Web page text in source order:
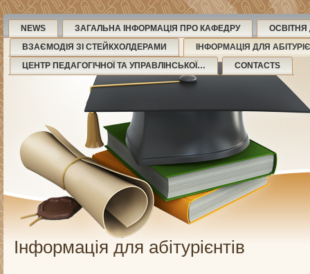
NEWS ЗАГАЛЬНА ІНФОРМАЦІЯ ПРО КАФЕДРУ
ОСВІТНЯ
ВЗАЄМОДІЯ ЗІ СТЕЙКХОЛДЕРАМИ
ІНФОРМАЦІЯ ДЛЯ
ЦЕНТР ПЕДАГОГІЧНОЇ ТА УПРАВЛІНСЬКОЇ…
CONTACTS
Інформація для абітурієнтів